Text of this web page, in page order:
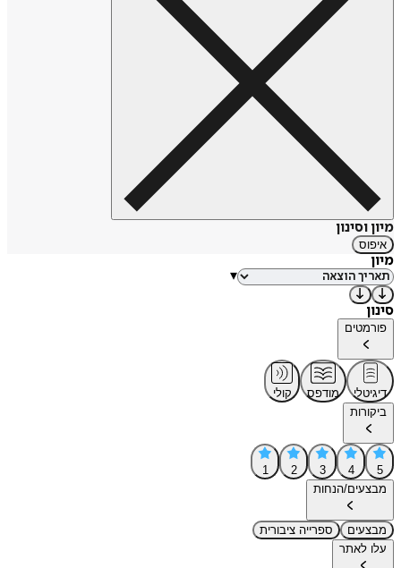
מיון וסינון
איפוס
מיון
▾
סינון
פורמטים
דיגיטלי מודפס
קולי
ביקורות
5
4
3
2
1
מבצעים/הנחות
מבצעים
ספרייה ציבורית
עלו לאתר